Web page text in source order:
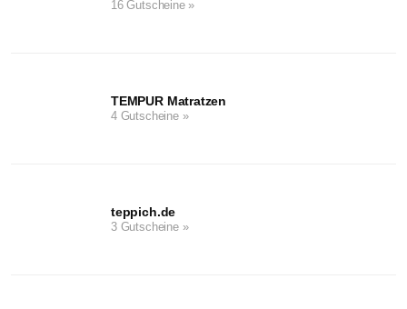
16 Gutscheine »
TEMPUR Matratzen
4 Gutscheine »
teppich.de
3 Gutscheine »